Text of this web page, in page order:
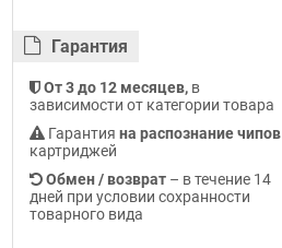
Гарантия
От 3 до 12 месяцев,в
зависимости от категории товара
Гарантия на распознание чипов
картриджей
Обмен / возврат– в течение 14
дней при условии сохранности
товарного вида